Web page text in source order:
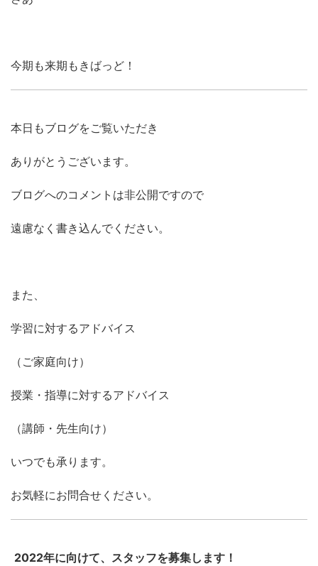
今期も来期もきばっど！
本日もブログをご覧いただき
ありがとうございます。
ブログへのコメントは非公開ですので
遠慮なく書き込んでください。
また、
学習に対するアドバイス
（ご家庭向け）
授業・指導に対するアドバイス
（講師・先生向け）
いつでも承ります。
お気軽にお問合せください。
2022年に向けて、スタッフを募集します！